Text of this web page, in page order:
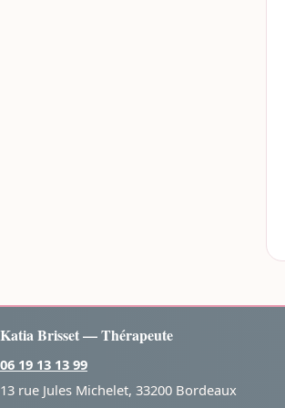
Katia Brisset — Thérapeute
06 19 13 13 99
13 rue Jules Michelet, 33200 Bordeaux